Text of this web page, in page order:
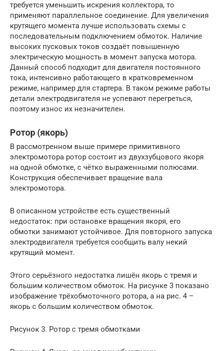
требуется уменьшить искрения коллектора, то
применяют параллельное соединение. Для увеличения
крутящего момента лучше использовать схемы с
последовательным подключением обмоток. Наличие
высоких пусковых токов создаёт повышенную
электрическую мощность в момент запуска мотора.
Данный способ подходит для двигателя постоянного
тока, интенсивно работающего в кратковременном
режиме, например для стартера. В таком режиме работы
детали электродвигателя не успевают перегреться,
поэтому износ их незначителен.
Ротор (якорь)
В рассмотренном выше примере примитивного
электромотора ротор состоит из двухзубцового якоря
на одной обмотке, с чётко выраженными полюсами.
Конструкция обеспечивает вращение вала
электромотора.
В описанном устройстве есть существенный
недостаток: при остановке вращения якоря, его
обмотки занимают устойчивое. Для повторного запуска
электродвигателя требуется сообщить валу некий
крутящий момент.
Этого серьёзного недостатка лишён якорь с тремя и
большим количеством обмоток. На рисунке 3 показано
изображение трёхобмоточного ротора, а на рис. 4 –
якорь с большим количеством обмоток.
Рисунок 3. Ротор с тремя обмотками